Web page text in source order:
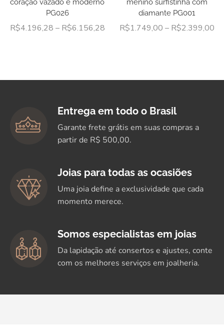
PG026
R$4.196,28 – R$6.156,28
diamante PG001
R$1.749,00 – R$2.399,00
Entrega em todo o Brasil
Garante frete grátis em suas compras a
partir de R$ 500,00.
Joias para todas as ocasiões
Uma joia define a exclusividade que cada
momento merece.
Somos especialistas em joias
Da lapidação até consertos e ajustes, conte
com os melhores serviços em joalheria.